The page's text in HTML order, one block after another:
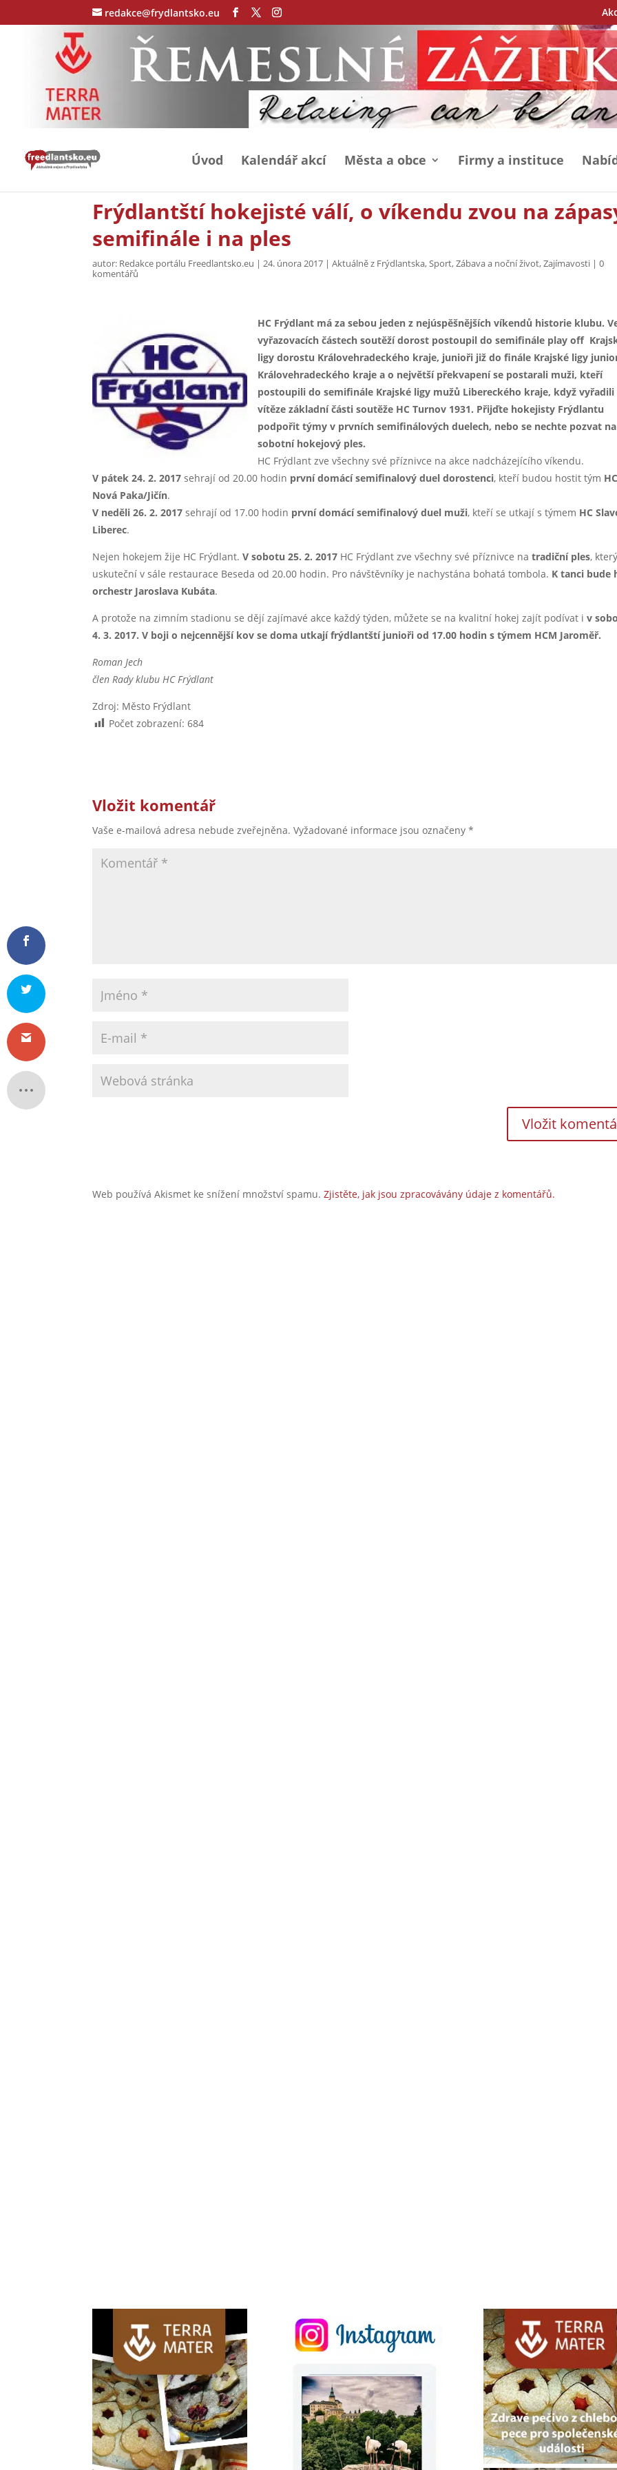
redakce@frydlantsko.eu
Úvod Kalendář akcí Města a obce Firmy a instituce
Frýdlantští hokejisté válí, o víkendu zvou na
semifinále i na ples
autor: Redakce portálu Freedlantsko.eu |24. února 2017 |Aktuálně z Frýdlantska,Sport,Zábava a noční život,Zajímavosti |0
komentářů
HC Frýdlant má za sebou jeden z nejúspěšnějších víkendů historie klubu.
vyřazovacích částech soutěží dorost postoupil do semifinále play off
ligy dorostu Královehradeckého kraje, junioři již do finále Krajské ligy
Královehradeckého kraje a o největší překvapení se postarali muži, kteří
postoupili do semifinále Krajské ligy mužů Libereckého kraje, když vyřadili
vítěze základní části soutěže HC Turnov 1931. Přijďte hokejisty Frýdlantu
podpořit týmy v prvních semifinálových duelech, nebo se nechte pozvat na
sobotní hokejový ples.
HC Frýdlant zve všechny své příznivce na akce nadcházejícího víkendu.
V pátek 24. 2. 2017 sehrají od 20.00 hodin první domácí semifinalový duel dorostenci, kteří budou hostit tým
Nová Paka/Jičín.
V neděli 26. 2. 2017 sehrají od 17.00 hodin první domácí semifinalový duel muži, kteří se utkají s týmem HC
Liberec.
Nejen hokejem žije HC Frýdlant.V sobotu 25. 2. 2017 HC Frýdlant zve všechny své příznivce natradiční ples,
uskuteční v sále restaurace Beseda od 20.00 hodin. Pro návštěvníky je nachystána bohatá tombola. K tanci bude
orchestr Jaroslava Kubáta.
A protože na zimním stadionu se dějí zajímavé akce každý týden, můžete se na kvalitní hokej zajít podívat iv
4. 3. 2017. V boji o nejcennější kov se doma utkají frýdlantští junioři od 17.00 hodin s týmem HCM Jaroměř.
Roman Jech
člen Rady klubu HC Frýdlant
Zdroj: Město Frýdlant
Počet zobrazení: 684
Vložit komentář
Vaše e-mailová adresa nebude zveřejněna. Vyžadované informace jsou označeny*
Web používá Akismet ke snížení množství spamu.Zjistěte, jak jsou zpracovávány údaje z komentářů.